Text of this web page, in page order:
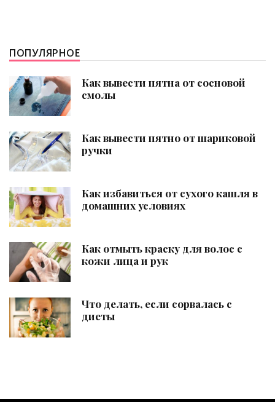
ПОПУЛЯРНОЕ
Как вывести пятна от сосновой
смолы
Как вывести пятно от шариковой
ручки
Как избавиться от сухого кашля в
домашних условиях
Как отмыть краску для волос с
кожи лица и рук
Что делать, если сорвалась с
диеты